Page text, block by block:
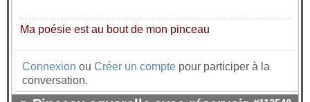
Ma poésie est au bout de mon pinceau
Connexion ou Créer un compte pour participer à la
conversation.